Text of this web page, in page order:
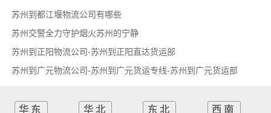
苏州到都江堰物流公司有哪些
苏州交警全力守护烟火苏州的宁静
苏州到正阳物流公司-苏州到正阳直达货运部
苏州到广元物流公司-苏州到广元货运专线-苏州到广元货运部
华东
华北
东北
西南